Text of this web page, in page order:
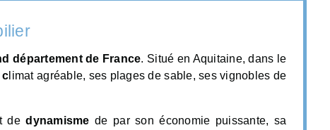
département de France. Situé en Aquitaine, dans le
c limat agréable, ses plages de sable, ses vignobles de
dedynamisme de par son économie puissante, sa